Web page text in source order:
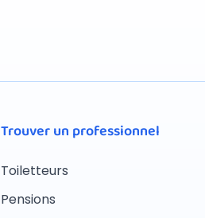
Trouver un professionnel
Toiletteurs
Pensions